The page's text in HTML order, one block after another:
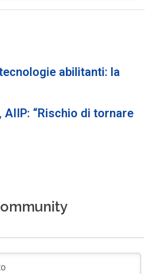
abilitanti: la
“Rischio di tornare